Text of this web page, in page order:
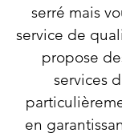
serré mais
service de
propose
services
en